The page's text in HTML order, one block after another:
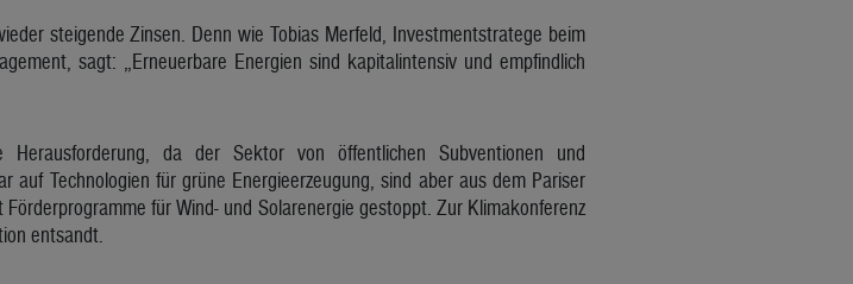
steigende Zinsen. Denn wie Tobias Merfeld, Investmentstratege beim
sagt: „Erneuerbare Energien sind kapitalintensiv und empfindlich
Herausforderung, da der Sektor von öffentlichen Subventionen und
auf Technologien für grüne Energieerzeugung, sind aber aus dem Pariser
für Wind- und Solarenergie gestoppt. Zur Klimakonferenz
entsandt.